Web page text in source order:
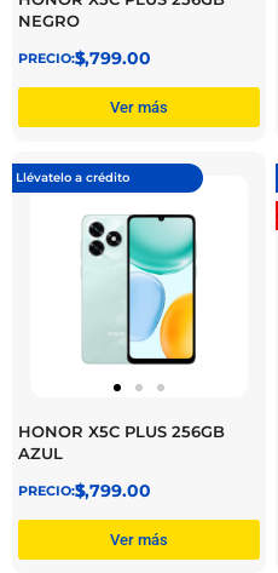
NEGRO
$
3,799.00
Ver más
Llévatelo a crédito
HONOR X5C PLUS 256GB
AZUL
$
3,799.00
Ver más